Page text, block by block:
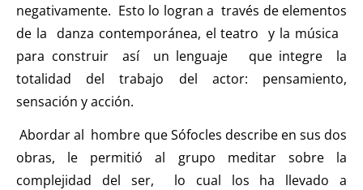
negativamente. Esto lo logran a través de elementos
de la danza contemporánea, el teatro y la música
para construir así un lenguaje que integre la
totalidad del trabajo del actor: pensamiento,
sensación y acción.
Abordar al hombre que Sófocles describe en sus dos
obras, le permitió al grupo meditar sobre la
complejidad del ser, lo cual los ha llevado a